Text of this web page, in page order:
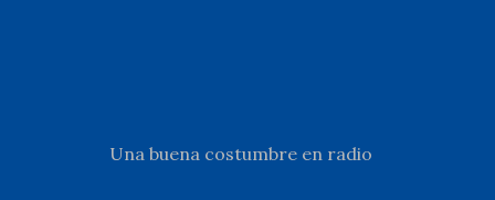
Una buena costumbre en radio